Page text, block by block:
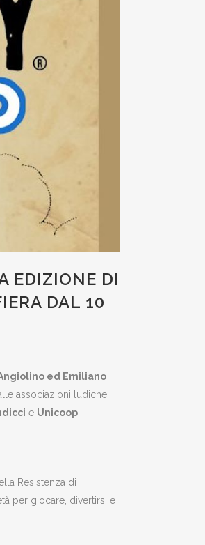
EDIZIONE DI
DAL 10
ed Emiliano
associazioni ludiche
e Unicoop
Resistenza di
per giocare, divertirsi e